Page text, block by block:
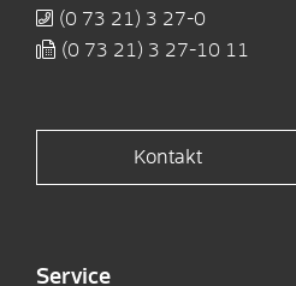
(0 73 21) 3 27-0
(0 73 21) 3 27-10 11
Kontakt
Service